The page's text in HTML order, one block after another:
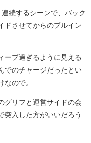
続するシーンで、バック
ドさせてからのプルイン
ープ過ぎるように見える
でのチャージだったとい
なので。
グリフと運営サイドの会
突入した方がいいだろう